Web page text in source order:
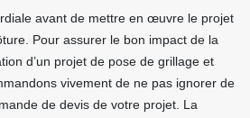
avant de mettre en œuvre le projet
Pour assurer le bon impact de la
d’un projet de pose de grillage et
vivement de ne pas ignorer de
de devis de votre projet. La